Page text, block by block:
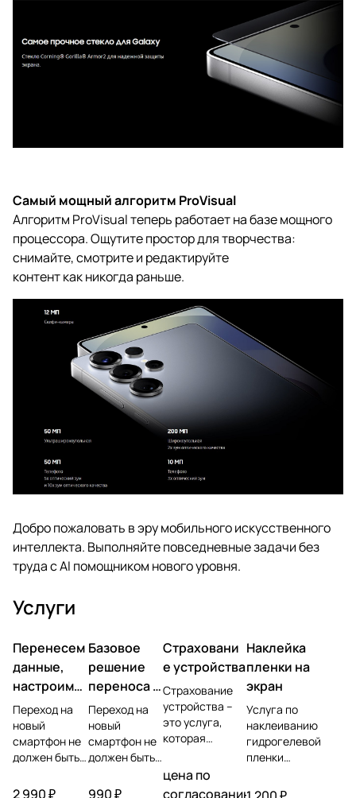
Самый мощный алгоритм ProVisual
Алгоритм ProVisual теперь работает на базе мощного
процессора. Ощутите простор для творчества:
снимайте, смотрите и редактируйте
контенткак никогда раньше.
Добро пожаловать в эру мобильного искусственного
интеллекта. Выполняйте повседневные задачи без
труда с AI помощником нового уровня.
Услуги
Перенесем
данные,
настроим
учетную
запись,
установим
ПО
Переход на
новый
смартфон не
должен быть
болью.
2 990 ₽
Базовое
решение
переноса и
настройки
Переход на
новый
смартфон не
должен быть
болью.
990 ₽
Страховани
е устройства
Страхование
устройства –
это услуга,
которая
защитить
владельца
цена по
согласованию
Наклейка
пленки на
экран
Услуга по
наклеиванию
гидрогелевой
пленки
собой процесс